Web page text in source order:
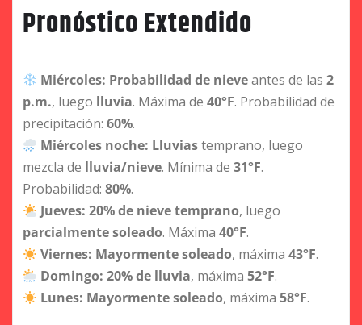
Pronóstico Extendido
Miércoles: Probabilidad de nieveantes de las2
p.m., luego lluvia. Máxima de 40°F. Probabilidad de
precipitación: 60%.
Miércoles noche: Lluviastemprano, luego
mezcla de lluvia/nieve. Mínima de 31°F.
Probabilidad: 80%.
Jueves: 20% de nieve temprano, luego
parcialmente soleado. Máxima 40°F.
Viernes: Mayormente soleado, máxima43°F.
Domingo: 20% de lluvia, máxima52°F.
Lunes: Mayormente soleado, máxima58°F.